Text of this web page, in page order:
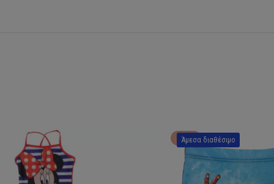
Άμεσα διαθέσιμο
HOT